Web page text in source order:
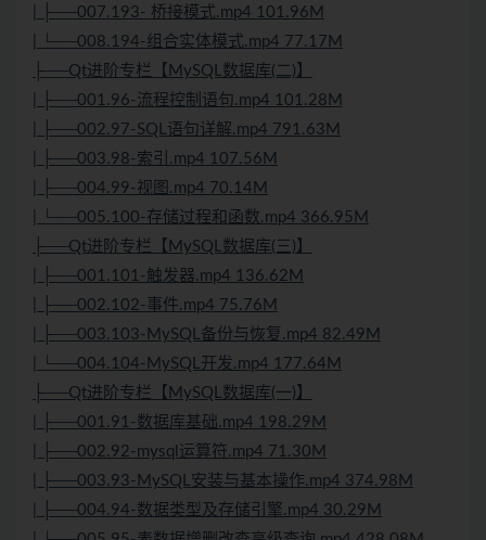
| ├──007.193- 桥接模式.mp4 101.96M
| └──008.194-组合实体模式.mp4 77.17M
├──Qt进阶专栏【 MySQL数据库(二)】
| ├──001.96-流程控制语句.mp4 101.28M
| ├──002.97-SQL语句详解.mp4 791.63M
| ├──003.98-索引.mp4 107.56M
| ├──004.99-视图.mp4 70.14M
| └──005.100-存储过程和函数.mp4 366.95M
├──Qt进阶专栏【 MySQL数据库(三)】
| ├──001.101-触发器.mp4 136.62M
| ├──002.102-事件.mp4 75.76M
| ├──003.103-MySQL备份与恢复.mp4 82.49M
| └──004.104-MySQL开发.mp4 177.64M
├──Qt进阶专栏【MySQL数据库(一)】
| ├──001.91-数据库基础.mp4 198.29M
| ├──002.92-mysql运算符.mp4 71.30M
| ├──003.93-MySQL安装与基本操作.mp4 374.98M
| ├──004.94-数据类型及存储引擎.mp4 30.29M